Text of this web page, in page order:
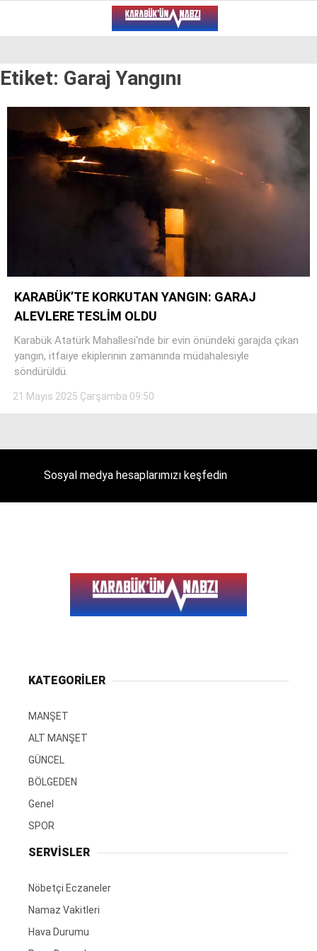
Instagram
22°
VİDEO YAZARLAR
ALT MANŞET
GÜNCEL
BÖLGEDEN
Etiket: Garaj Yangını
KARABÜK’TE KORKUTAN YANGIN: GARAJ
ALEVLERE TESLİM OLDU
Karabük Atatürk Mahallesi'nde bir evin önündeki garajda çıkan
yangın, itfaiye ekiplerinin zamanında müdahalesiyle
söndürüldü.
21 Mayıs 2025 Çarşamba 09:50
Sosyal medya hesaplarımızı keşfedin
KATEGORİLER
MANŞET
ALT MANŞET
GÜNCEL
BÖLGEDEN
Genel
SPOR
SERVİSLER
Nöbetçi Eczaneler
Namaz Vakitleri
Hava Durumu